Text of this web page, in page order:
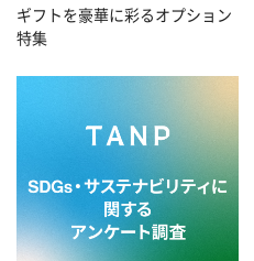
ギフトを豪華に彩るオプション
特集